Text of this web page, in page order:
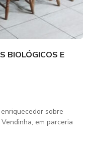
BIOLÓGICOS E
sobre
em parceria